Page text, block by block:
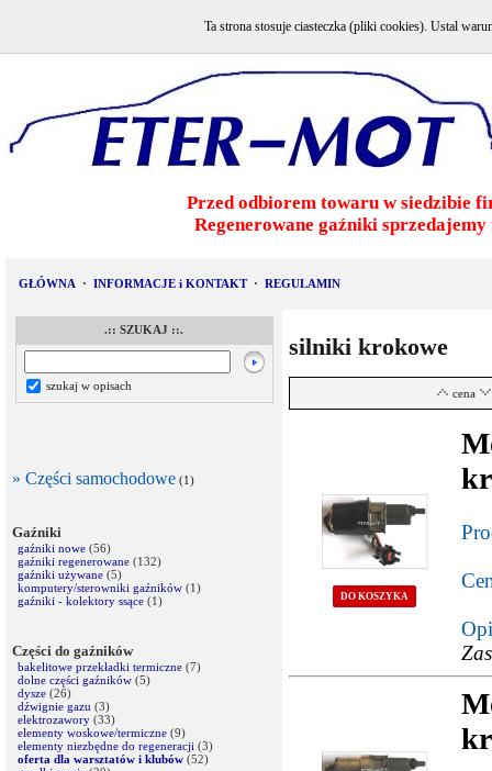
Przed odbiorem towaru w siedzibie
Regenerowane gaźniki
GŁÓWNA · INFORMACJE i KONTAKT · REGULAMIN
.:: SZUKAJ ::.
szukaj w opisach
» Części samochodowe (1)
Gaźniki
gaźniki nowe (56)
gaźniki regenerowane (132)
gaźniki używane (5)
komputery/sterowniki gaźników (1)
gaźniki - kolektory ssące (1)
Części do gaźników
bakelitowe przekładki termiczne (7)
dolne części gaźników (5)
dysze (26)
dźwignie gazu (3)
elektrozawory (33)
elementy woskowe/termiczne (9)
elementy niezbędne do regeneracji (3)
oferta dla warsztatów i klubów (52)
silniki krokowe
cena
DO KOSZYKA
Ta strona stosuje ciasteczka (pliki cookies). Ustal